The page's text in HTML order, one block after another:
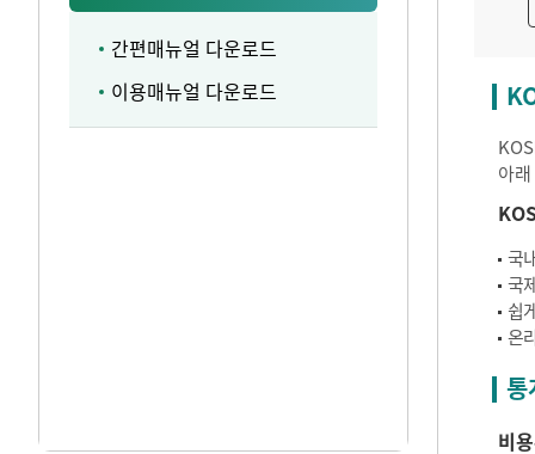
간편매뉴얼 다운로드
이용매뉴얼 다운로드
아
국
국
쉽
온
통
비